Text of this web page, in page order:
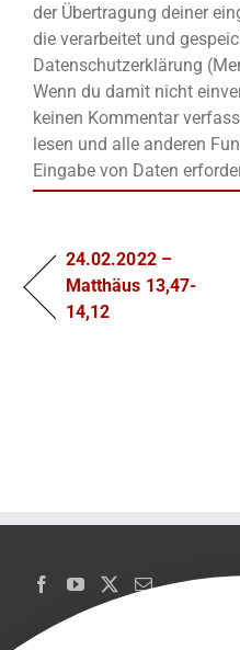
der Übertragung deiner
die verarbeitet und
Datenschutzerklärung
Wenn du damit nicht
keinen Kommentar
lesen und alle anderen
Eingabe von Daten
24.02.2022 –
Matthäus 13,47-
14,12